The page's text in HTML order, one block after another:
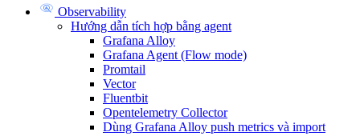
Observability
Hướng dẫn tích hợp bằng agent
Grafana Alloy
Grafana Agent (Flow mode)
Promtail
Vector
Fluentbit
Opentelemetry Collector
Dùng Grafana Alloy push metrics và import